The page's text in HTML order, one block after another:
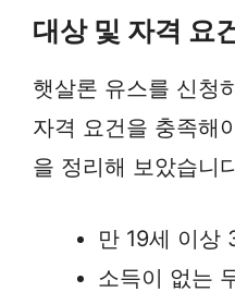
대상 및 자격 요
햇살론 유스를 신청
자격 요건을 충족해
을 정리해 보았습니
만 19세 이상
소득이 없는